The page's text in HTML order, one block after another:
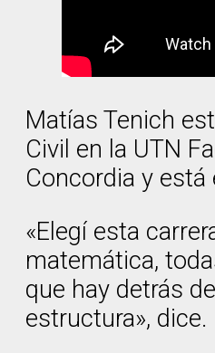
Matías Tenich
Civil en la UTN
Concordia y está
«Elegí esta
matemática,
que hay detrás
estructura», dice.